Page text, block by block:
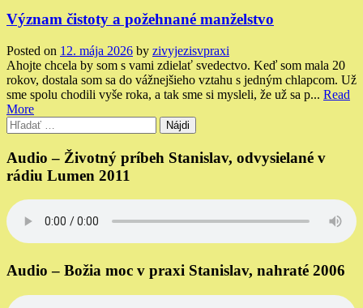
Význam čistoty a požehnané manželstvo
Posted on 12. mája 2026 by zivyjezisvpraxi
Ahojte chcela by som s vami zdielať svedectvo. Keď som mala 20
rokov, dostala som sa do vážnejšieho vztahu s jedným chlapcom. Už
sme spolu chodili vyše roka, a tak sme si mysleli, že už sa p... Read
More
Hľadať:
Audio – Životný príbeh Stanislav, odvysielané v
rádiu Lumen 2011
Audio – Božia moc v praxi Stanislav, nahraté 2006